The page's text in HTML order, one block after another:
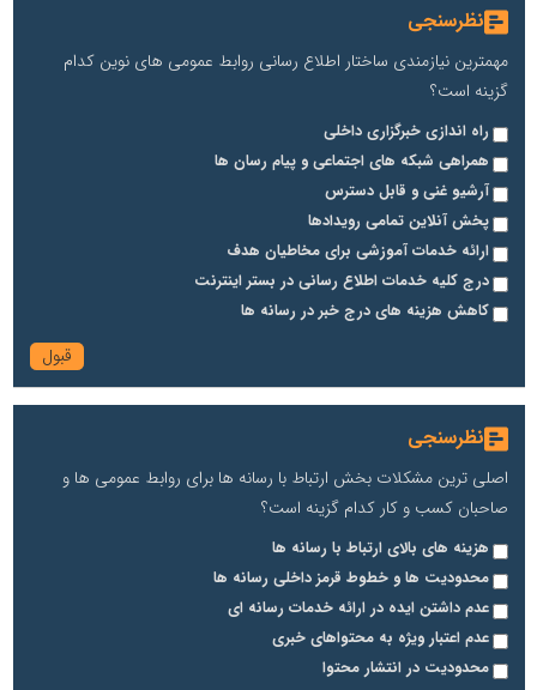
نظرسنجی
مهمترین نیازمندی ساختار اطلاع رسانی روابط عمومی های نوین کدام
گزینه است؟
راه اندازی خبرگزاری داخلی
همراهی شبکه های اجتماعی و پیام رسان ها
آرشیو غنی و قابل دسترس
پخش آنلاین تمامی رویدادها
ارائه خدمات آموزشی برای مخاطیان هدف
درج کلیه خدمات اطلاع رسانی در بستر اینترنت
کاهش هزینه های درج خبر در رسانه ها
نظرسنجی
اصلی ترین مشکلات بخش ارتباط با رسانه ها برای روابط عمومی ها و
صاحبان کسب و کار کدام گزینه است؟
هزینه های بالای ارتباط با رسانه ها
محدودیت ها و خطوط قرمز داخلی رسانه ها
عدم داشتن ایده در ارائه خدمات رسانه ای
عدم اعتبار ویژه به محتواهای خبری
محدودیت در انتشار محتوا